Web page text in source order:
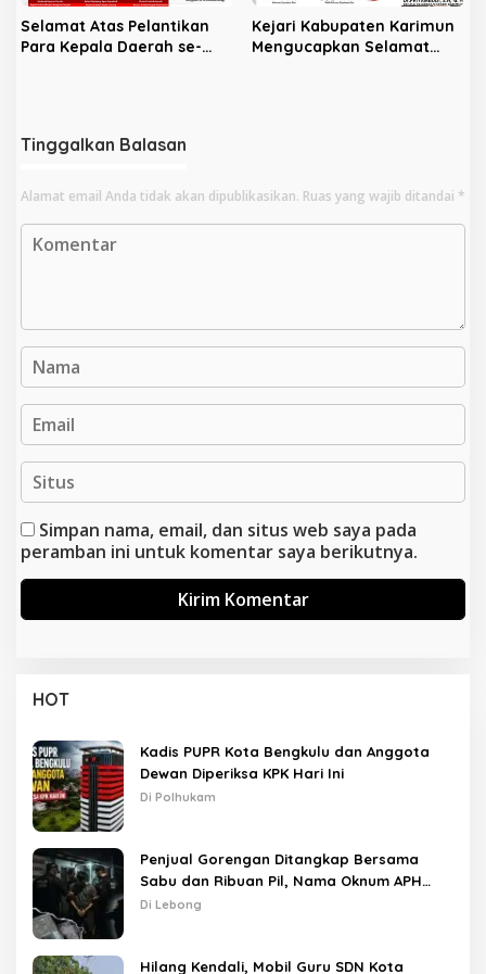
Selamat Atas Pelantikan
Para Kepala Daerah se-
Kejari Kabupaten Karimun
Mengucapkan Selamat
Tinggalkan Balasan
Alamat email Anda tidak akan dipublikasikan. Ruas yang wajib ditandai *
Simpan nama, email, dan situs web saya pada
peramban ini untuk komentar saya berikutnya.
HOT
Kadis PUPR Kota Bengkulu dan Anggota
Dewan Diperiksa KPK Hari Ini
Di Polhukam
Penjual Gorengan Ditangkap Bersama
Sabu dan Ribuan Pil, Nama Oknum APH
Disebut Saat Interogasi
Di Lebong
Hilang Kendali, Mobil Guru SDN Kota